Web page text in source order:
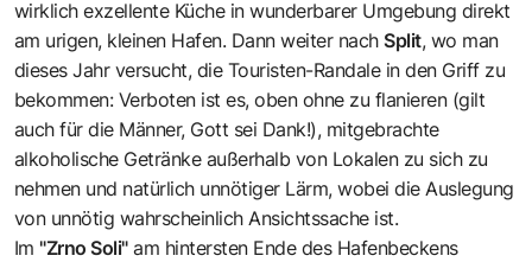
wirklich exzellente Küche in wunderbarer Umgebung direkt
am urigen, kleinen Hafen. Dann weiter nachSplit, wo man
dieses Jahr versucht, die Touristen-Randale in den Griff zu
bekommen: Verboten ist es, oben ohne zu flanieren (gilt
auch für die Männer, Gott sei Dank!), mitgebrachte
alkoholische Getränke außerhalb von Lokalen zu sich zu
nehmen und natürlich unnötiger Lärm, wobei die Auslegung
von unnötig wahrscheinlich Ansichtssache ist.
Im "Zrno Soli" am hintersten Ende des Hafenbeckens